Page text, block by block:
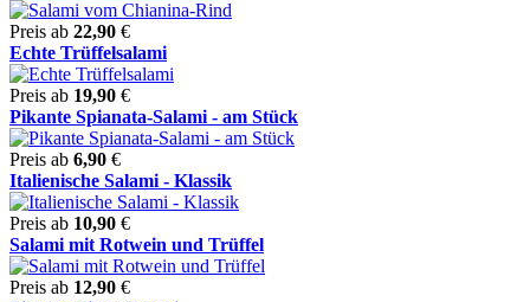
Preis ab 22,90 €
Echte Trüffelsalami
Preis ab 19,90 €
Pikante Spianata-Salami - am Stück
Preis ab 6,90 €
Italienische Salami - Klassik
Preis ab 10,90 €
Salami mit Rotwein und Trüffel
Preis ab 12,90 €